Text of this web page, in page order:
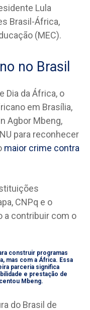
Lula
Brasil-África,
(MEC).
no Brasil
Dia da África, o
em Brasília,
Agbor Mbeng,
para reconhecer
maior crime contra
CNPq e o
a contribuir com o
construir programas
mas com a África. Essa
parceria significa
e prestação de
Mbeng.
do Brasil de